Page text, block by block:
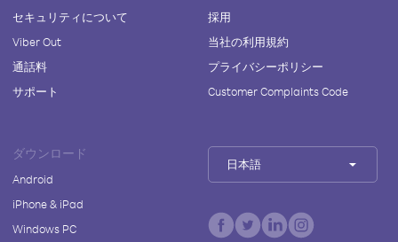
セキュリティについて
Viber Out
通話料
サポート
採用
当社の利用規約
プライバシーポリシー
Customer Complaints Code
ダウンロード
Android
iPhone & iPad
Windows PC
日本語